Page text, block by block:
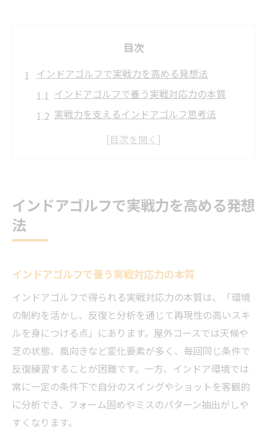
目次
インドアゴルフで実戦力を高める発想法
インドアゴルフで養う実戦対応力の本質
実戦力を支えるインドアゴルフ思考法
インドアゴルフが変えるコース戦略の考え
コース再現性を意識したインドアゴルフ練
インドアゴルフで効率的上達を実現する視
反復練習とデータでわかるインドアゴルフ
インドアゴルフの環境を活かした習得法
上達効率を引き出すインドアゴルフの工夫
無駄を省くインドアゴルフ上達の哲学
実践に活きるインドアゴルフの思考転換
インドアゴルフで培う再現性重視の思考法
インドアゴルフで実戦力を高める発想
法
インドアゴルフで養う実戦対応力の本質
インドアゴルフで得られる実戦対応力の本質は、「環境
の制約を活かし、反復と分析を通じて再現性の高いスキ
ルを身につける点」にあります。屋外コースでは天候や
芝の状態、風向きなど変化要素が多く、毎回同じ条件で
反復練習することが困難です。一方、インドア環境では
常に一定の条件下で自分のスイングやショットを客観的
に分析でき、フォーム固めやミスのパターン抽出がしや
すくなります。